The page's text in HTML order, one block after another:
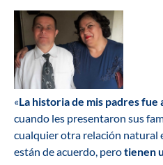
«La historia de mis padres
cuando les presentaron sus
cualquier otra relación natural
están de acuerdo, perotienen